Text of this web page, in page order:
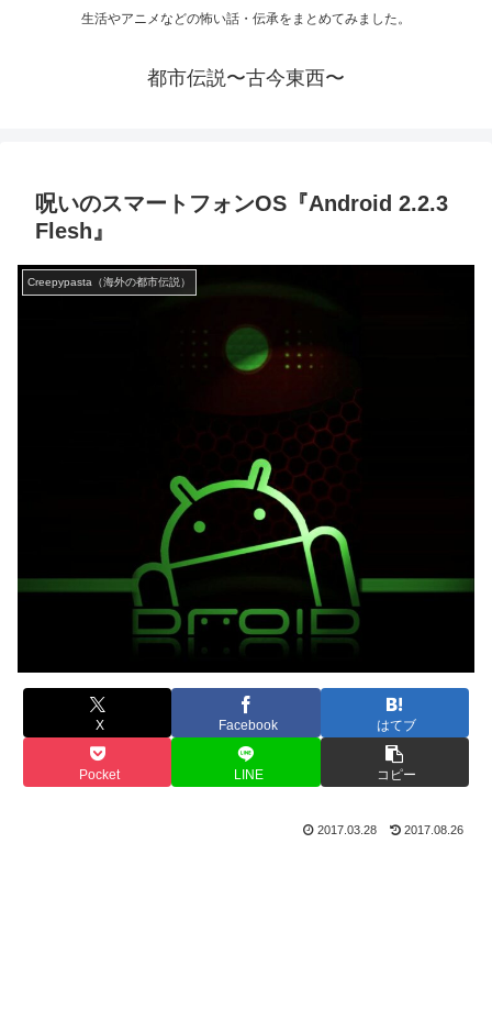
生活やアニメなどの怖い話・伝承をまとめてみました。
都市伝説〜古今東西〜
呪いのスマートフォンOS『Android 2.2.3
Flesh』
Creepypasta（海外の都市伝説）
X Facebook はてブ
Pocket LINE コピー
2017.03.28 2017.08.26